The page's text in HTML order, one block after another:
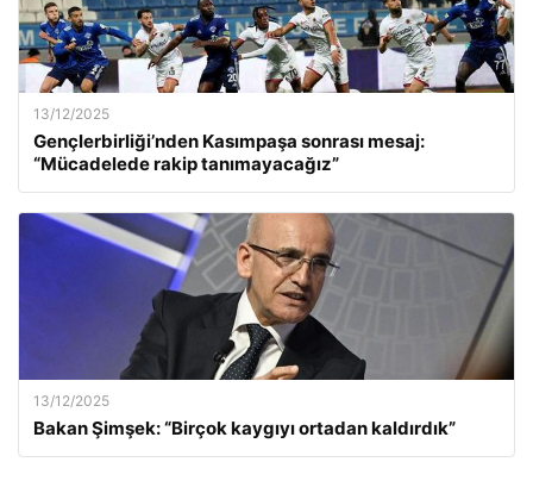
13/12/2025
Gençlerbirliği’nden Kasımpaşa sonrası mesaj:
“Mücadelede rakip tanımayacağız”
13/12/2025
Bakan Şimşek: “Birçok kaygıyı ortadan kaldırdık”